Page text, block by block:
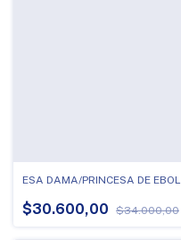
ESA DAMA/PRINCESA DE EBOL
$30.600,00 $34.000,00